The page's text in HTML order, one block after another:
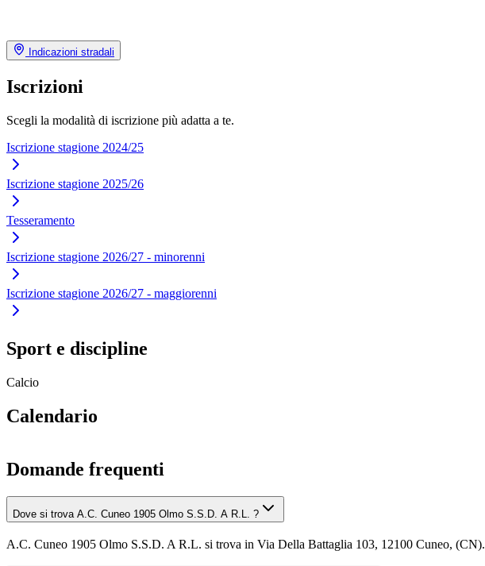
Indicazioni stradali
Iscrizioni
Scegli la modalità di iscrizione più adatta a te.
Iscrizione stagione 2024/25
Iscrizione stagione 2025/26
Tesseramento
Iscrizione stagione 2026/27 - minorenni
Iscrizione stagione 2026/27 - maggiorenni
Sport e discipline
Calcio
Calendario
Domande frequenti
Dove si trova A.C. Cuneo 1905 Olmo S.S.D. A R.L. ?
A.C. Cuneo 1905 Olmo S.S.D. A R.L. si trova in Via Della Battaglia 103, 12100 Cuneo, (CN).